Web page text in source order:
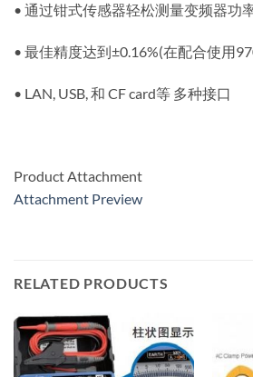
• 通过钳式传感器轻松测量变频器功
• 最佳精度达到±0.16%(在配合使用
• LAN, USB, 和 CF card等 多种接口
Product Attachment
Attachment Preview
RELATED PRODUCTS